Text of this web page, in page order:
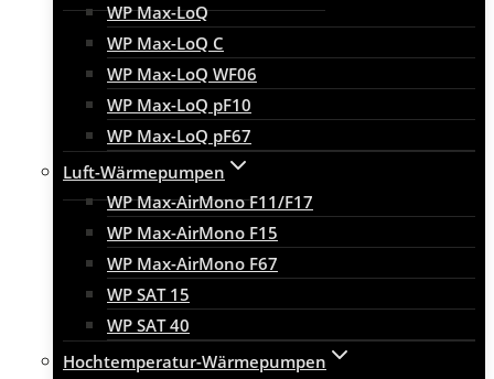
WP Max-LoQ
WP Max-LoQ C
WP Max-LoQ WF06
WP Max-LoQ pF10
WP Max-LoQ pF67
Luft-Wärmepumpen
WP Max-AirMono F11/F17
WP Max-AirMono F15
WP Max-AirMono F67
WP SAT 15
WP SAT 40
Hochtemperatur-Wärmepumpen